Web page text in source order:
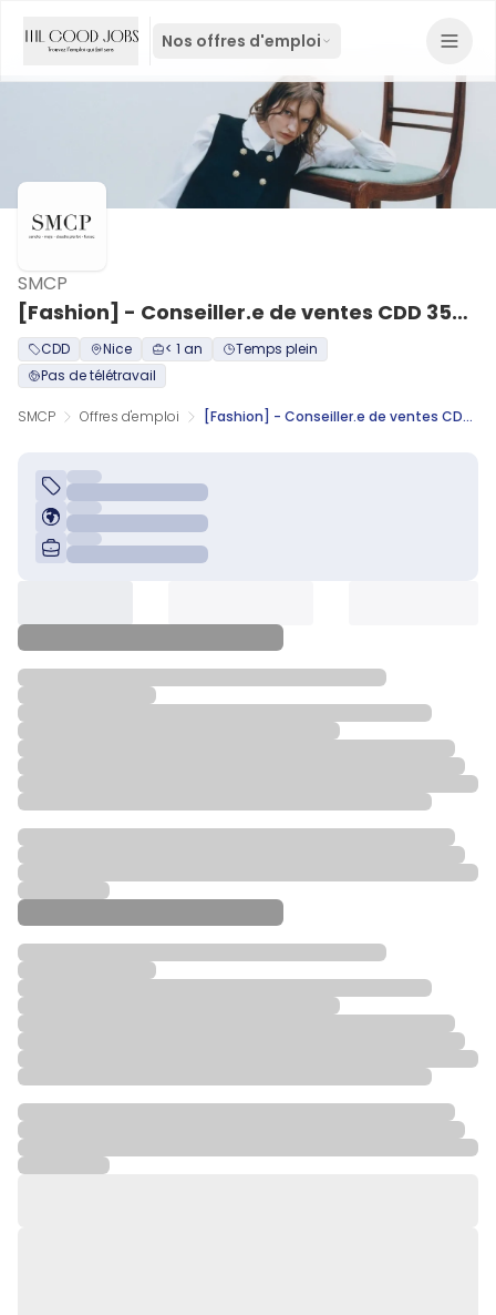
Nos offres d'emploi
[Fashion] - Conseiller.e de ventes CDD 35h - Nice Cap 3000 - H/F
SMCP
CDD Nice < 1 an
Temps plein
Pas de télétravail
SMCP Offres d'emploi [Fashion] - Conseiller.e de ventes CDD 35h - Nice Cap 3000 - H/F